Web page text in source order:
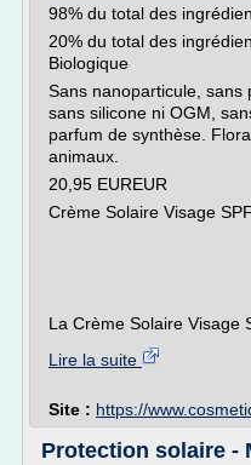
98% du total des
20% du total des
Biologique
Sans nanoparticule, sans
sans silicone ni OGM,
parfum de synthèse.
animaux.
20,95 EUREUR
Crème Solaire Visage
La Crème Solaire Visage
Lire la suite
Site : https://
Protection solaire -